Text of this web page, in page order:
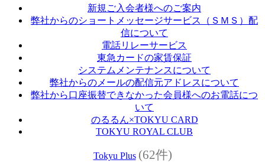
新規ご入会者様へのご案内
弊社からのショートメッセージサービス（ＳＭＳ）配
信について
電話リレーサービス
東急カードの家賃保証
システムメンテナンスについて
弊社からのメールの配信元アドレスについて
弊社から口座振替できなかった会員様へのお電話につ
いて
のるるん×TOKYU CARD
TOKYU ROYAL CLUB
Tokyu Plus (62件)